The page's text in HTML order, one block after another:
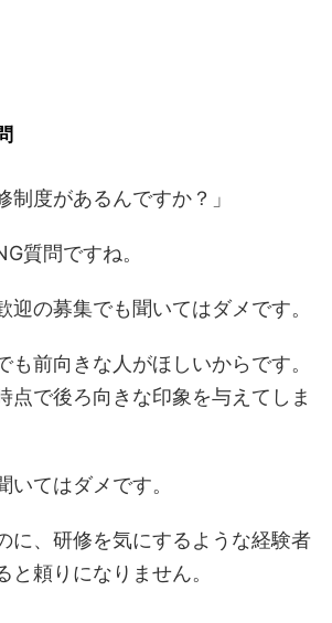
制度があるんですか？」
質問ですね。
迎の募集でも聞いてはダメです。
も前向きな人がほしいからです。
点で後ろ向きな印象を与えてしま
いてはダメです。
に、研修を気にするような経験者
と頼りになりません。